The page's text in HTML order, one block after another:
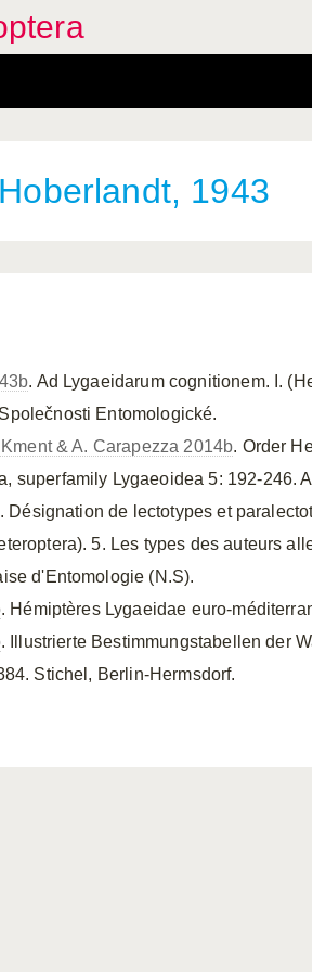
Hoberlandt, 1943
. Ad Lygaeidarum cognitionem. I.
Entomologické.
& A. Carapezza 2014b. Order
superfamily Lygaeoidea 5: 192-246.
. Désignation de lectotypes et
5. Les types des auteurs
d'Entomologie (N.S).
. Hémiptères Lygaeidae euro-
. Illustrierte Bestimmungstabellen der
Stichel, Berlin-Hermsdorf.